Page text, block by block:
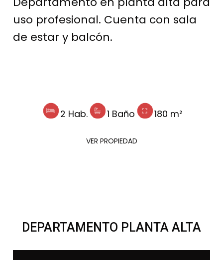
uso profesional. Cuenta con sala
de estar y balcón.
2 Hab. 1 Baño 180 m²
VER PROPIEDAD
DEPARTAMENTO PLANTA ALTA